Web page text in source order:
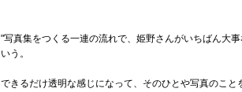
"写真集をつくる一連の流れで、姫野さんがいちばん大
いう。
できるだけ透明な感じになって、そのひとや写真のこ